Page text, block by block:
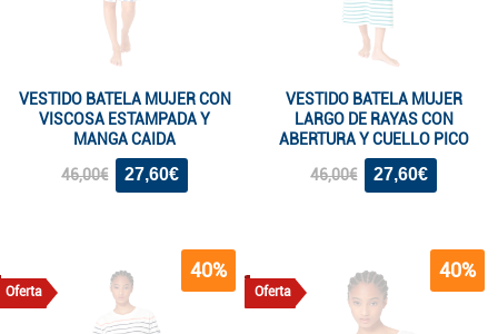
VESTIDO BATELA MUJER CON
VISCOSA ESTAMPADA Y
MANGA CAIDA
46,00€ 27,60€
VESTIDO BATELA MUJER
LARGO DE RAYAS CON
ABERTURA Y CUELLO PICO
46,00€ 27,60€
Oferta
40%
Oferta
40%